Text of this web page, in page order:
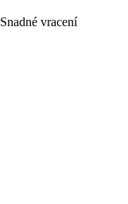
Snadné vracení